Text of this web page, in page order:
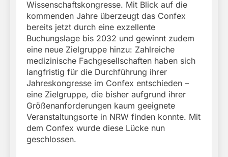
Wissenschaftskongresse. Mit Blick auf die
kommenden Jahre überzeugt das Confex
bereits jetzt durch eine exzellente
Buchungslage bis 2032 und gewinnt zudem
eine neue Zielgruppe hinzu: Zahlreiche
medizinische Fachgesellschaften haben sich
langfristig für die Durchführung ihrer
Jahreskongresse im Confex entschieden –
eine Zielgruppe, die bisher aufgrund ihrer
Größenanforderungen kaum geeignete
Veranstaltungsorte in NRW finden konnte. Mit
dem Confex wurde diese Lücke nun
geschlossen.